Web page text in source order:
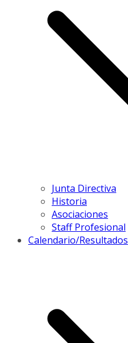
Junta Directiva
Historia
Asociaciones
Staff Profesional
Calendario/Resultados